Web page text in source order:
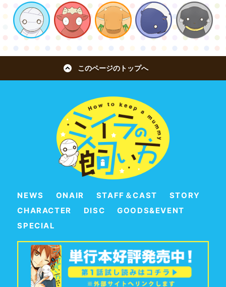
このページのトップへ
NEWS ONAIR STAFF＆CAST
STORY
CHARACTER
DISC
GOODS&EVENT
SPECIAL